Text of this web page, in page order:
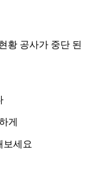
황 공사가 중단 된
게
보세요